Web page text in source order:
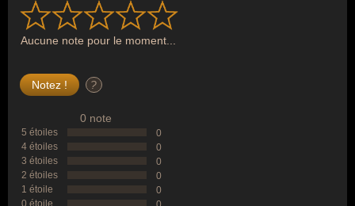
Aucune note pour le moment...
?
0 note
5 étoiles
0
4 étoiles
0
3 étoiles
0
2 étoiles
0
1 étoile
0
0 étoile